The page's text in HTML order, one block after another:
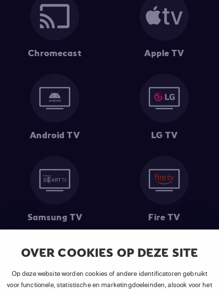
OVER COOKIES OP DEZE SITE
Op deze website worden cookies of andere identificatoren gebruikt
voor functionele, statistische en marketingdoeleinden, alsook voor het
Chromecast Apple TV
Android TV LG TV
Samsung TV Fire TV
(1) De eerste 30 dagen gratis: Geldig op alle nieuwe abonnementen
van APP TV Light, Basic of Plus.